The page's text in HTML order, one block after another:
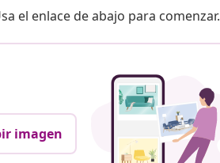
el enlace de abajo para comenzar.
imagen